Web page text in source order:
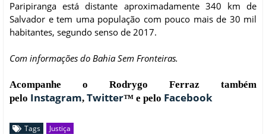
Paripiranga está distante aproximadamente 340 km de
Salvador e tem uma população com pouco mais de 30 mil
habitantes, segundo senso de 2017.
Com informações do Bahia Sem Fronteiras.
Acompanhe o Rodrygo Ferraz também
pelo Instagram, Twitter™ e pelo Facebook
Tags Justiça